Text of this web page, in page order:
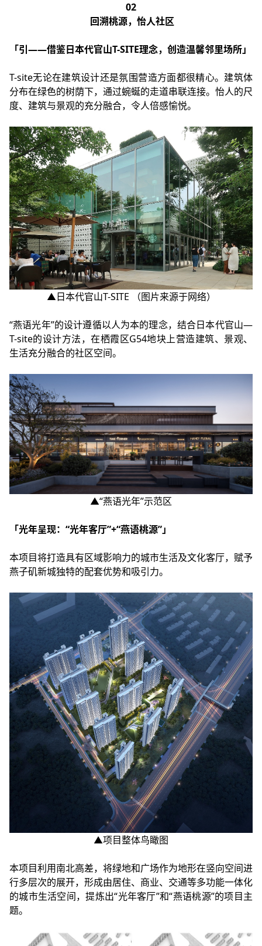
02
回溯桃源，怡人社区
「引——借鉴日本代官山T-SITE理念，创造温馨邻里场所」
T-site无论在建筑设计还是氛围营造方面都很精心。建筑体
分布在绿色的树荫下，通过蜿蜒的走道串联连接。怡人的尺
度、建筑与景观的充分融合，令人倍感愉悦。
▲日本代官山T-SITE （图片来源于网络）
“燕语光年”的设计遵循以人为本的理念，结合日本代官山—
T-site的设计方法，在栖霞区G54地块上营造建筑、景观、
生活充分融合的社区空间。
▲“燕语光年”示范区
「光年呈现：“光年客厅”+“燕语桃源”」
本项目将打造具有区域影响力的城市生活及文化客厅，赋予
燕子矶新城独特的配套优势和吸引力。
▲项目整体鸟瞰图
本项目利用南北高差，将绿地和广场作为地形在竖向空间进
行多层次的展开，形成由居住、商业、交通等多功能一体化
的城市生活空间，提炼出“光年客厅”和“燕语桃源”的项目主
题。